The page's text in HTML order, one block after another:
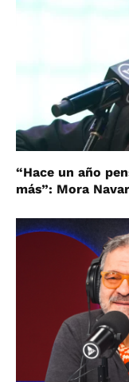
“Hace un año
más”: Mora